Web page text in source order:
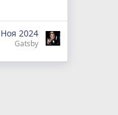
2024
Gatsby